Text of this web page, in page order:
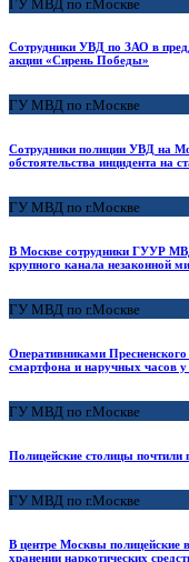
ГУ МВД по г.Москве
Сотрудники УВД по ЗАО в
акции «Сирень Победы»
ГУ МВД по г.Москве
Сотрудники полиции УВД на
обстоятельства инцидента на
ГУ МВД по г.Москве
В Москве сотрудники ГУУР
крупного канала незаконной
ГУ МВД по г.Москве
Оперативниками
смартфона и наручных часов
ГУ МВД по г.Москве
Полицейские столицы
ГУ МВД по г.Москве
В центре Москвы полицейские
хранении наркотических